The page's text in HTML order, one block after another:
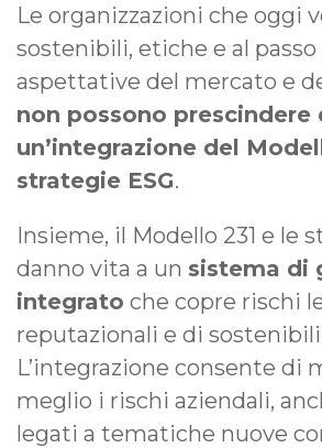
Le organizzazioni che oggi
sostenibili, etiche e al passo
aspettative del mercato e
non possono prescindere
un’integrazione del
strategie ESG.
Insieme, il Modello 231 e le
danno vita a un sistema di
integrato che copre rischi
reputazionali e di
L’integrazione consente di
meglio i rischi aziendali,
legati a tematiche nuove